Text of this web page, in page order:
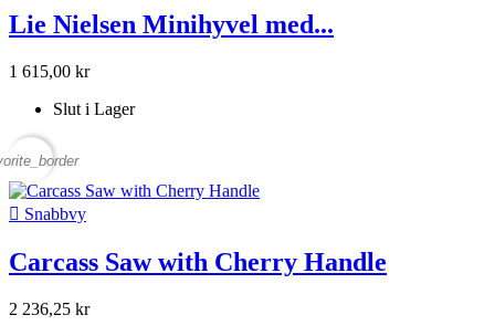
Lie Nielsen Minihyvel med...
1 615,00 kr
Slut i Lager
 Snabbvy
Carcass Saw with Cherry Handle
2 236,25 kr